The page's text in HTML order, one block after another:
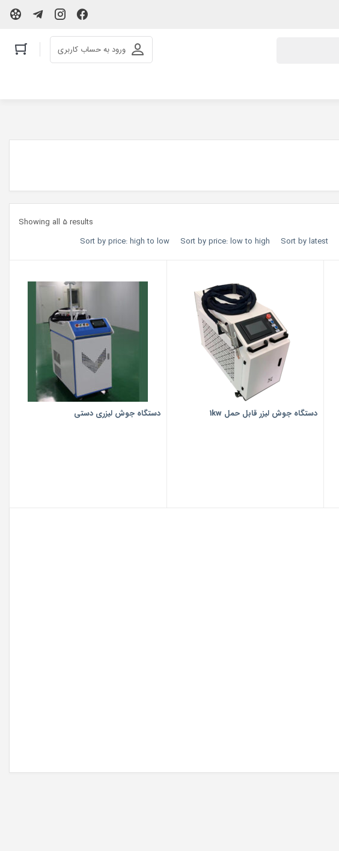
ورود به حساب کاربری
Showing all 5 results
Sort by latest
Sort by price: low to high
Sort by price: high to low
دستگاه جوش لیزر قابل حمل 1kw دستگاه جوش لیزری دستی